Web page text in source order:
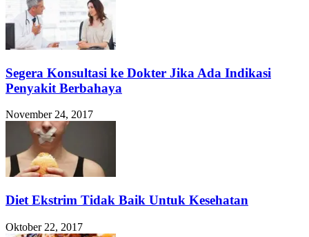
Segera Konsultasi ke Dokter Jika Ada Indikasi
Penyakit Berbahaya
November 24, 2017
Diet Ekstrim Tidak Baik Untuk Kesehatan
Oktober 22, 2017